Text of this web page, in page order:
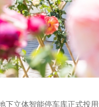
立体智能停车库正式投